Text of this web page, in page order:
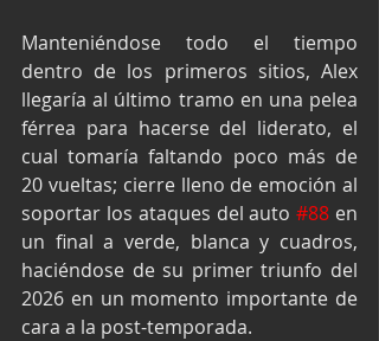
Manteniéndose todo el tiempo
dentro de los primeros sitios, Alex
llegaría al último tramo en una pelea
férrea para hacerse del liderato, el
cual tomaría faltando poco más de
20 vueltas; cierre lleno de emoción al
soportar los ataques del auto #88 en
un final a verde, blanca y cuadros,
haciéndose de su primer triunfo del
2026 en un momento importante de
cara a la post-temporada.